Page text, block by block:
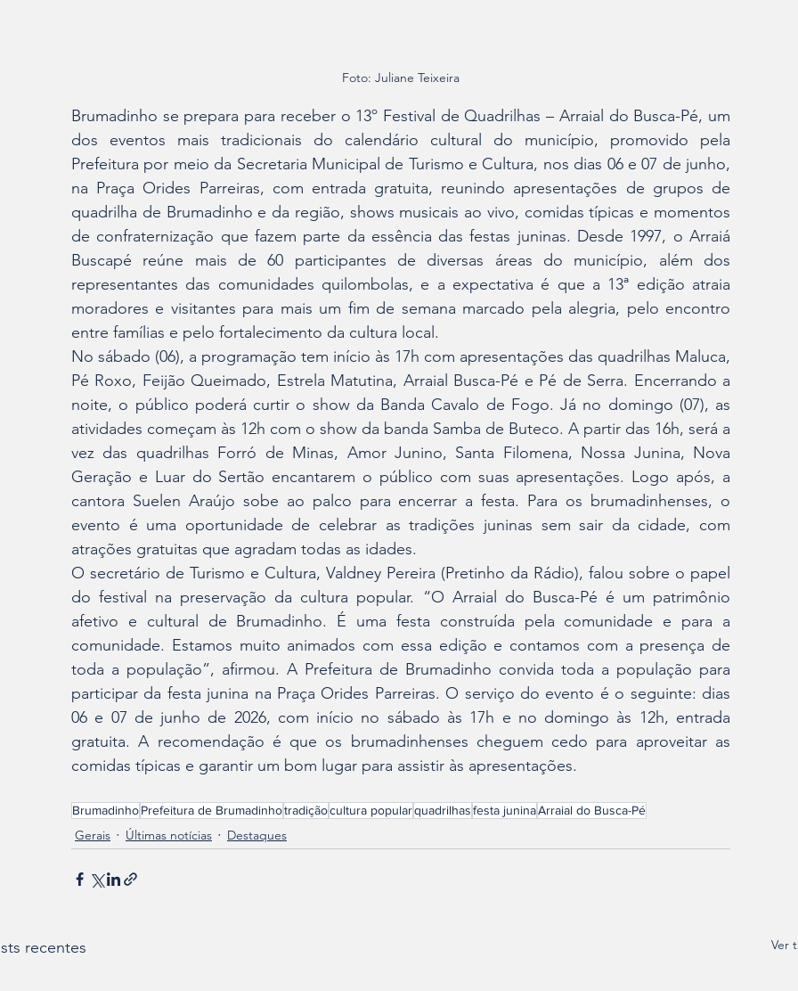
Foto: Juliane Teixeira
Brumadinho se prepara para receber o 13º Festival de Quadrilhas – Arraial do Busca-Pé, um
dos eventos mais tradicionais do calendário cultural do município, promovido pela
Prefeitura por meio da Secretaria Municipal de Turismo e Cultura, nos dias 06 e 07 de junho,
na Praça Orides Parreiras, com entrada gratuita, reunindo apresentações de grupos de
quadrilha de Brumadinho e da região, shows musicais ao vivo, comidas típicas e momentos
de confraternização que fazem parte da essência das festas juninas. Desde 1997, o Arraiá
Buscapé reúne mais de 60 participantes de diversas áreas do município, além dos
representantes das comunidades quilombolas, e a expectativa é que a 13ª edição atraia
moradores e visitantes para mais um fim de semana marcado pela alegria, pelo encontro
entre famílias e pelo fortalecimento da cultura local.
No sábado (06), a programação tem início às 17h com apresentações das quadrilhas Maluca,
Pé Roxo, Feijão Queimado, Estrela Matutina, Arraial Busca-Pé e Pé de Serra. Encerrando a
noite, o público poderá curtir o show da Banda Cavalo de Fogo. Já no domingo (07), as
atividades começam às 12h com o show da banda Samba de Buteco. A partir das 16h, será a
vez das quadrilhas Forró de Minas, Amor Junino, Santa Filomena, Nossa Junina, Nova
Geração e Luar do Sertão encantarem o público com suas apresentações. Logo após, a
cantora Suelen Araújo sobe ao palco para encerrar a festa. Para os brumadinhenses, o
evento é uma oportunidade de celebrar as tradições juninas sem sair da cidade, com
atrações gratuitas que agradam todas as idades.
O secretário de Turismo e Cultura, Valdney Pereira (Pretinho da Rádio), falou sobre o papel
do festival na preservação da cultura popular. “O Arraial do Busca-Pé é um patrimônio
afetivo e cultural de Brumadinho. É uma festa construída pela comunidade e para a
comunidade. Estamos muito animados com essa edição e contamos com a presença de
toda a população”, afirmou. A Prefeitura de Brumadinho convida toda a população para
participar da festa junina na Praça Orides Parreiras. O serviço do evento é o seguinte: dias
06 e 07 de junho de 2026, com início no sábado às 17h e no domingo às 12h, entrada
gratuita. A recomendação é que os brumadinhenses cheguem cedo para aproveitar as
comidas típicas e garantir um bom lugar para assistir às apresentações.
BrumadinhoPrefeitura de Brumadinhotradiçãocultura popularquadrilhasfesta juninaArraial do Busca-Pé
Gerais Últimas notícias Destaques
recentes Ver